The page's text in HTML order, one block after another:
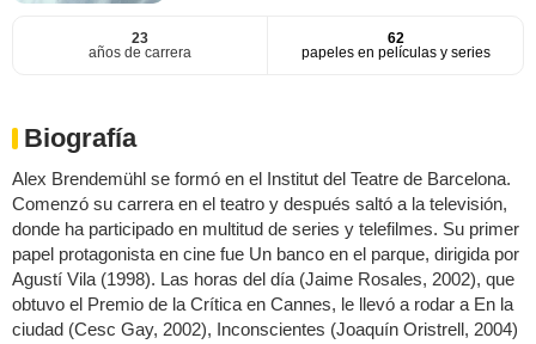
23
años de carrera
62
papeles en películas y series
Biografía
Alex Brendemühl se formó en el Institut del Teatre de Barcelona.
Comenzó su carrera en el teatro y después saltó a la televisión,
donde ha participado en multitud de series y telefilmes. Su primer
papel protagonista en cine fue Un banco en el parque, dirigida por
Agustí Vila (1998). Las horas del día (Jaime Rosales, 2002), que
obtuvo el Premio de la Crítica en Cannes, le llevó a rodar a En la
ciudad (Cesc Gay, 2002), Inconscientes (Joaquín Oristrell, 2004)